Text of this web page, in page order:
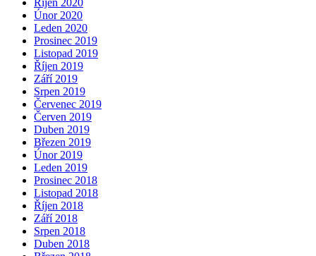
Únor 2020
Leden 2020
Prosinec 2019
Listopad 2019
Říjen 2019
Září 2019
Srpen 2019
Červenec 2019
Červen 2019
Duben 2019
Březen 2019
Únor 2019
Leden 2019
Prosinec 2018
Listopad 2018
Říjen 2018
Září 2018
Srpen 2018
Duben 2018